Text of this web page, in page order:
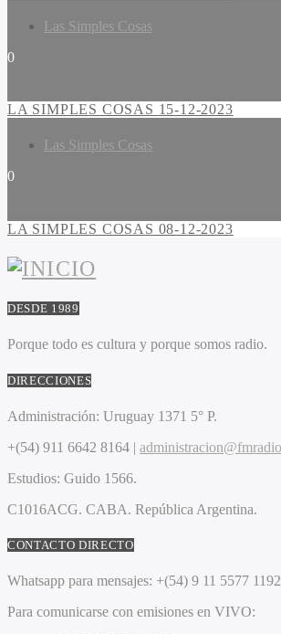
Las Simples Cosas
0
LA SIMPLES COSAS 15-12-2023
Las Simples Cosas
0
LA SIMPLES COSAS 08-12-2023
DESDE 1989
Porque todo es cultura y porque somos radio.
DIRECCIONES
Administración: Uruguay 1371 5° P.
+(54) 911 6642 8164 |
Estudios: Guido 1566.
C1016ACG. CABA. República Argentina.
CONTACTO DIRECTO
Whatsapp para mensajes: +(54) 9 11 5577 1192
Para comunicarse con emisiones en VIVO: